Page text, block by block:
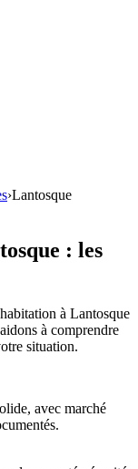
›Lantosque
: les
à Lantosque
à comprendre
situation.
avec marché